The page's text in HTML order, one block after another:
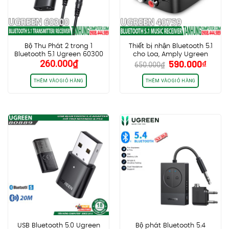
Bộ Thu Phát 2 trong 1
Bluetooth 5.1 Ugreen 60300
Chính hãng cao cấp
260.000₫
THÊM VÀO GIỎ HÀNG
Thiết bị nhận Bluetooth 5.1
cho Loa, Amply Ugreen
40759, có Qualcomm®
aptX™ HD (New) Hỗ trợ 2
thiết bị cùng lúc
650.000₫ Giá
gốc
là:
650.000₫.
590.000₫Giá
THÊM VÀO GIỎ HÀNG
USB Bluetooth 5.0 Ugreen
Bộ phát Bluetooth 5.4